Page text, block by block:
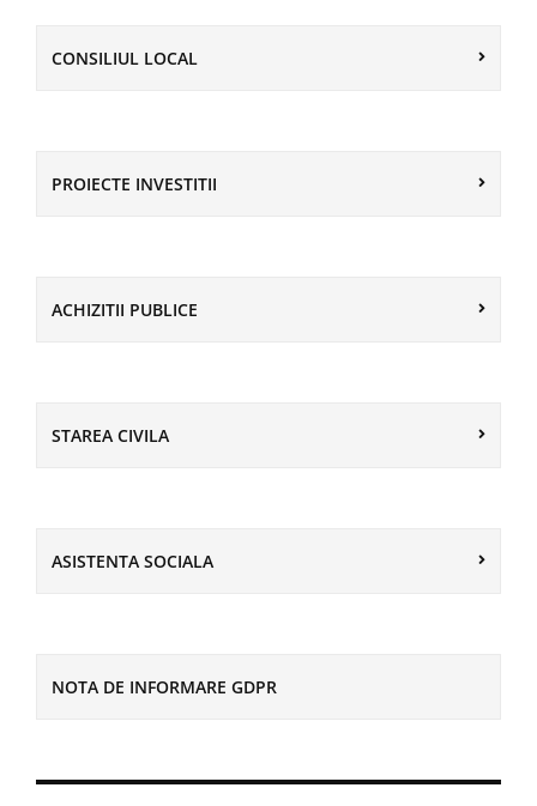
CONSILIUL LOCAL
PROIECTE INVESTITII
ACHIZITII PUBLICE
STAREA CIVILA
ASISTENTA SOCIALA
NOTA DE INFORMARE GDPR